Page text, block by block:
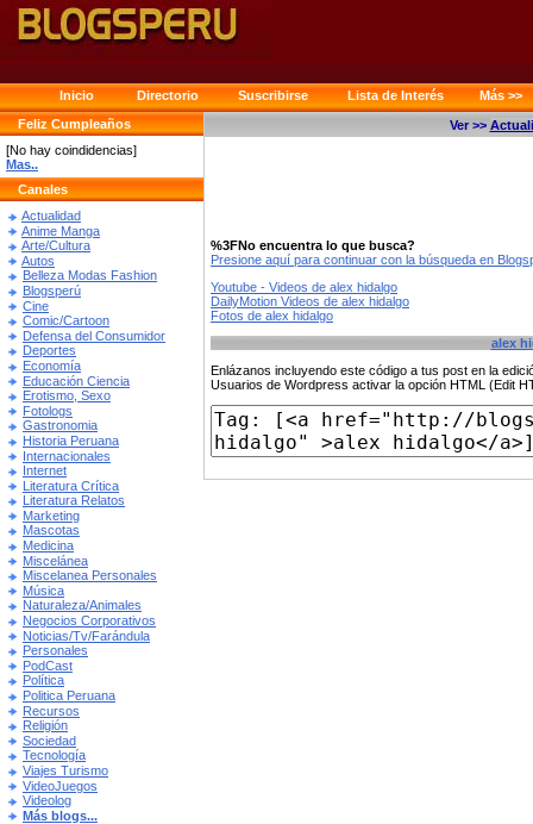
Inicio Directorio Suscribirse Lista de Interés
Más >>
Feliz Cumpleaños
[No hay coindidencias]
Mas..
Canales
Actualidad
Anime Manga
Arte/Cultura
Autos
Belleza Modas Fashion
Blogsperú
Cine
Comic/Cartoon
Defensa del Consumidor
Deportes
Economía
Educación Ciencia
Erotismo, Sexo
Fotologs
Gastronomia
Historia Peruana
Internacionales
Internet
Literatura Crítica
Literatura Relatos
Marketing
Mascotas
Medicina
Miscelánea
Miscelanea Personales
Música
Naturaleza/Animales
Negocios Corporativos
Noticias/Tv/Farándula
Personales
PodCast
Política
Politica Peruana
Recursos
Religión
Sociedad
Tecnología
Viajes Turismo
VideoJuegos
Videolog
Más blogs...
Ver >>
%3FNo encuentra lo que busca?
Presione aquí para continuar con la búsqueda en
Youtube - Videos de alex hidalgo
DailyMotion Videos de alex hidalgo
Fotos de alex hidalgo
alex
Enlázanos incluyendo este código a tus post en la
Usuarios de Wordpress activar la opción HTML (Edit